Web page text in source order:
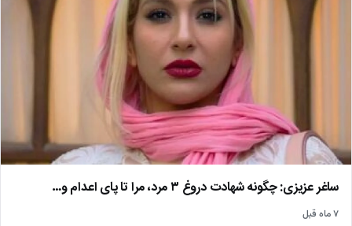
ساغر عزیزی: چگونه شهادت دروغ ۳ مرد، مرا تا پای اعدام و…
۷ ماه قبل